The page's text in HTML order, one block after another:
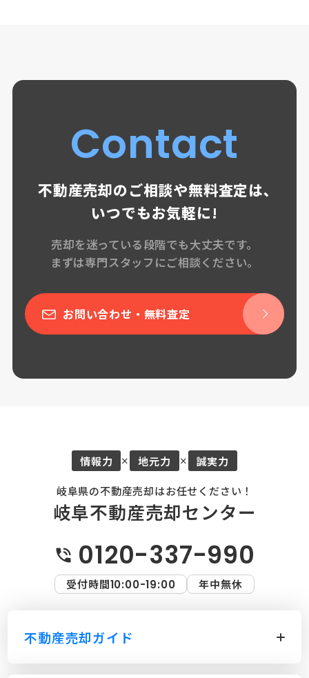
Contact
不動産売却のご相談や無料査定は､
いつでもお気軽に!
売却を迷っている段階でも大丈夫です。
まずは専門スタッフにご相談ください。
お問い合わせ・無料査定
情報力 × 地元力 ×
誠実力
岐阜県の不動産売却はお任せください！
岐阜不動産売却センター
0120-337-990
受付時間10:00-19:00 年中無休
不動産売却ガイド